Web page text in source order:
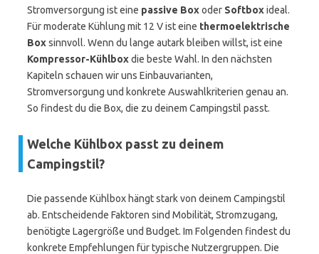
Stromversorgung ist eine passive Boxoder Softboxideal.
Für moderate Kühlung mit 12 V ist eine thermoelektrische
Boxsinnvoll. Wenn du lange autark bleiben willst, ist eine
Kompressor-Kühlboxdie beste Wahl. In den nächsten
Kapiteln schauen wir uns Einbauvarianten,
Stromversorgung und konkrete Auswahlkriterien genau an.
So findest du die Box, die zu deinem Campingstil passt.
Welche Kühlbox passt zu deinem
Campingstil?
Die passende Kühlbox hängt stark von deinem Campingstil
ab. Entscheidende Faktoren sind Mobilität, Stromzugang,
benötigte Lagergröße und Budget. Im Folgenden findest du
konkrete Empfehlungen für typische Nutzergruppen. Die